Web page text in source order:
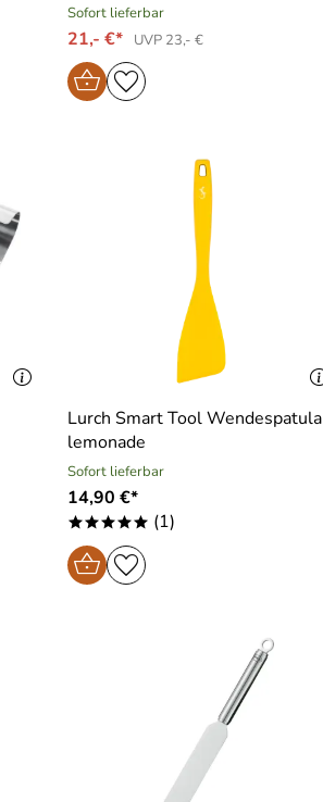
Sofort lieferbar
21,- €* UVP 23,- €
Lurch Smart Tool Wendespatula
lemonade
Sofort lieferbar
14,90 €*
***** (1)